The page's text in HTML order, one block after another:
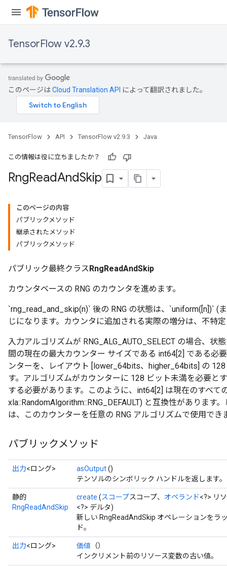
TensorFlow v2.9.3
このページはCloud Translation API によって翻訳されました。
TensorFlow API TensorFlow v2.9.3 Java
この情報は役に立ちましたか？
RngReadAndSkip
このページの内容
パブリックメソッド
継承されたメソッド
パブリックメソッド
パブリック最終クラスRngReadAndSkip
カウンタベースの RNG のカウンタを進めます。
`rng_read_and_skip(n)` 後の RNG の状態は、`uniform([n])` (
じになります。カウンタに追加される実際の増分は、不特
入力アルゴリズムが RNG_ALG_AUTO_SELECT の場合、
間の現在の最大カウンター サイズである int64[2] である必
ンターを、レイアウト [lower_64bits、higher_64bits] の
す。アルゴリズムがカウンターに 128 ビット未満を必要と
する必要があります。このように、int64[2] は現在のすべて
xla::RandomAlgorithm::RNG_DEFAULT) と互換性があります
は、このカウンターを任意の RNG アルゴリズムで使用でき
パブリックメソッド
出力<ロング> asOutput()
テンソルのシンボリック ハンドルを返します。
静的
RngReadAndSkip
create (スコープスコープ、 オペランド<?> リ
<?> デルタ)
新しい RngReadAndSkip オペレーションをラ
ド。
出力<ロング> 価値 （）
インクリメント前のリソース変数の古い値。